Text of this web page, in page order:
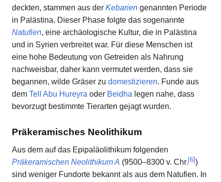
deckten, stammen aus der Kebarien genannten Periode
in Palästina. Dieser Phase folgte das sogenannte
Natufien, eine archäologische Kultur, die in Palästina
und in Syrien verbreitet war. Für diese Menschen ist
eine hohe Bedeutung von Getreiden als Nahrung
nachweisbar, daher kann vermutet werden, dass sie
begannen, wilde Gräser zu domestizieren. Funde aus
dem Tell Abu Hureyra oder Beidha legen nahe, dass
bevorzugt bestimmte Tierarten gejagt wurden.
Präkeramisches Neolithikum
Aus dem auf das Epipaläolithikum folgenden
Präkeramischen Neolithikum A (9500–8300 v. Chr. [6])
sind weniger Fundorte bekannt als aus dem Natufien. In